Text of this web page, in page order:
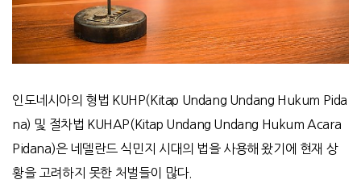
인도네시아의 형법 KUHP(Kitap Undang Undang Hukum Pida
na) 및 절차법 KUHAP(Kitap Undang Undang Hukum Acara
Pidana)은 네델란드 식민지 시대의 법을 사용해 왔기에 현재 상
황을 고려하지 못한 처벌들이 많다.